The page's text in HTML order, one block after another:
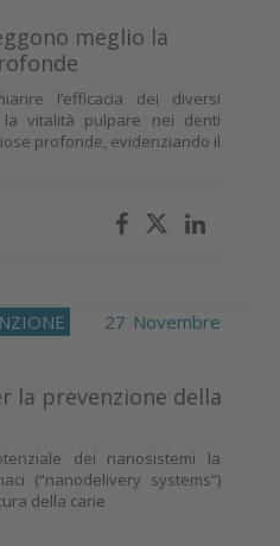
meglio la
l’efficacia dei diversi
vitalità pulpare nei denti
profonde, evidenziando il
27 Novembre
la prevenzione della
dei nanosistemi la
(“nanodelivery systems”)
della carie